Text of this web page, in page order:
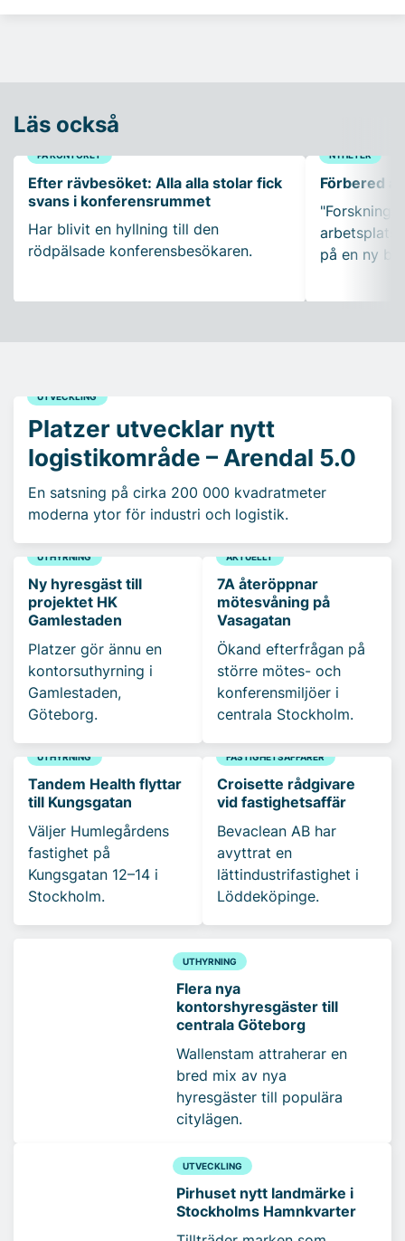
Läs också
PÅ KONTORET
Efter rävbesöket: Alla alla stolar fick
svans i konferensrummet
Har blivit en hyllning till den
rödpälsade konferensbesökaren.
NYHETER
Förbered
"Forskning
på en ny
UTVECKLING
Platzer utvecklar nytt
logistikområde – Arendal 5.0
En satsning på cirka 200 000 kvadratmeter
moderna ytor för industri och logistik.
UTHYRNING
Ny hyresgäst till
projektet HK
Gamlestaden
Platzer gör ännu en
kontorsuthyrning i
Gamlestaden,
Göteborg.
AKTUELLT
7A återöppnar
mötesvåning på
Vasagatan
Ökand efterfrågan på
större mötes- och
konferensmiljöer i
centrala Stockholm.
UTHYRNING
Tandem Health flyttar
till Kungsgatan
Väljer Humlegårdens
fastighet på
Kungsgatan 12–14 i
Stockholm.
FASTIGHETSAFFÄRER
Croisette rådgivare
vid fastighetsaffär
Bevaclean AB har
avyttrat en
lättindustrifastighet i
Löddeköpinge.
UTHYRNING
Flera nya
kontorshyresgäster till
centrala Göteborg
Wallenstam attraherar en
bred mix av nya
hyresgäster till populära
citylägen.
UTVECKLING
Pirhuset nytt landmärke i
Stockholms Hamnkvarter